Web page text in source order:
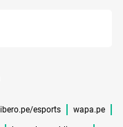
libero.pe/esports wapa.pe